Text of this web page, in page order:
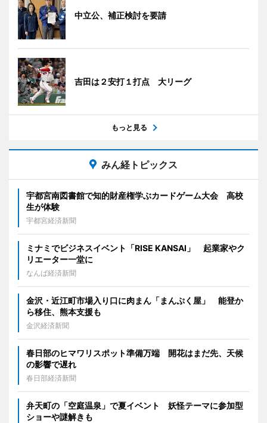
中立公、補正検討を要請
吉田は２安打１打点 大リーグ
もっと見る
みん経トピックス
宇都宮南図書館で知的財産権学ぶカードゲーム大会 高校
生が体験
宇都宮経済新聞
ミナミでビジネスイベント「RISE KANSAI」 起業家やク
リエーター一堂に
なんば経済新聞
金沢・近江町市場入り口に肉まん「まんぷく屋」 能登か
ら移住、熊本支援も
金沢経済新聞
春日部のヒマワリスポット準備万端 開花はまだ先、天候
の影響で遅れ
春日部経済新聞
弁天町の「空庭温泉」で夏イベント 妖怪テーマに参加型
ショーや謎解きも